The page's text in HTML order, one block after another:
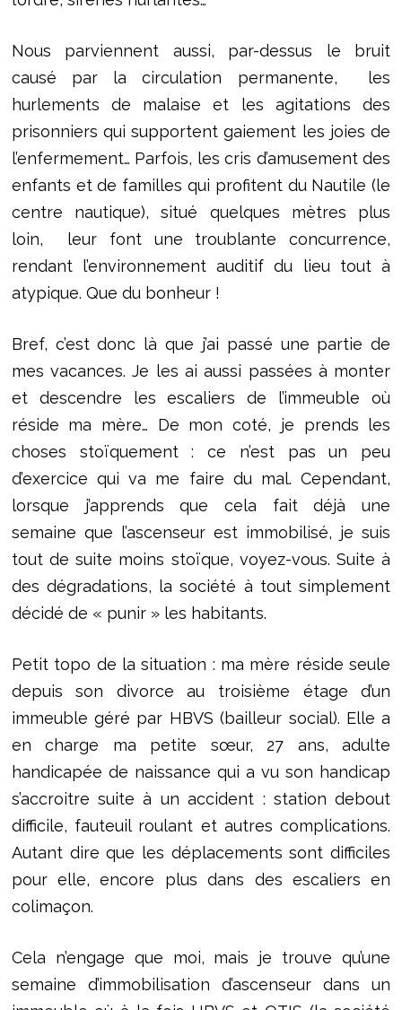
Nous parviennent aussi, par-dessus le bruit
causé par la circulation permanente, les
hurlements de malaise et les agitations des
prisonniers qui supportent gaiement les joies de
l’enfermement… Parfois, les cris d’amusement des
enfants et de familles qui profitent du Nautile (le
centre nautique), situé quelques mètres plus
loin, leur font une troublante concurrence,
rendant l’environnement auditif du lieu tout à
atypique. Que du bonheur !
Bref, c’est donc là que j’ai passé une partie de
mes vacances. Je les ai aussi passées à monter
et descendre les escaliers de l’immeuble où
réside ma mère… De mon coté, je prends les
choses stoïquement : ce n’est pas un peu
d’exercice qui va me faire du mal. Cependant,
lorsque j’apprends que cela fait déjà une
semaine que l’ascenseur est immobilisé, je suis
tout de suite moins stoïque, voyez-vous. Suite à
des dégradations, la société à tout simplement
décidé de « punir » les habitants.
Petit topo de la situation : ma mère réside seule
depuis son divorce au troisième étage d’un
immeuble géré par HBVS (bailleur social). Elle a
en charge ma petite sœur, 27 ans, adulte
handicapée de naissance qui a vu son handicap
s’accroitre suite à un accident : station debout
difficile, fauteuil roulant et autres complications.
Autant dire que les déplacements sont difficiles
pour elle, encore plus dans des escaliers en
colimaçon.
Cela n’engage que moi, mais je trouve qu’une
semaine d’immobilisation d’ascenseur dans un